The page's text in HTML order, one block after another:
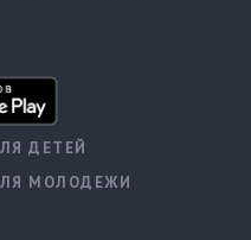
ДЕТЕЙ
МОЛОДЕЖИ